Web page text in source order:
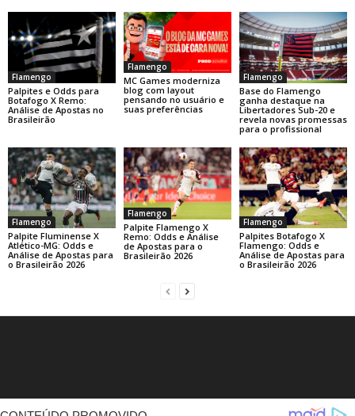
Flamengo
Palpites e Odds para
Botafogo X Remo:
Análise de Apostas no
Brasileirão
Flamengo
MC Games moderniza
blog com layout
pensando no usuário e
suas preferências
Flamengo
Base do Flamengo
ganha destaque na
Libertadores Sub-20 e
revela novas promessas
para o profissional
Flamengo
Palpite Fluminense X
Atlético-MG: Odds e
Análise de Apostas para
o Brasileirão 2026
Flamengo
Palpite Flamengo X
Remo: Odds e Análise
de Apostas para o
Brasileirão 2026
Flamengo
Palpites Botafogo X
Flamengo: Odds e
Análise de Apostas para
o Brasileirão 2026